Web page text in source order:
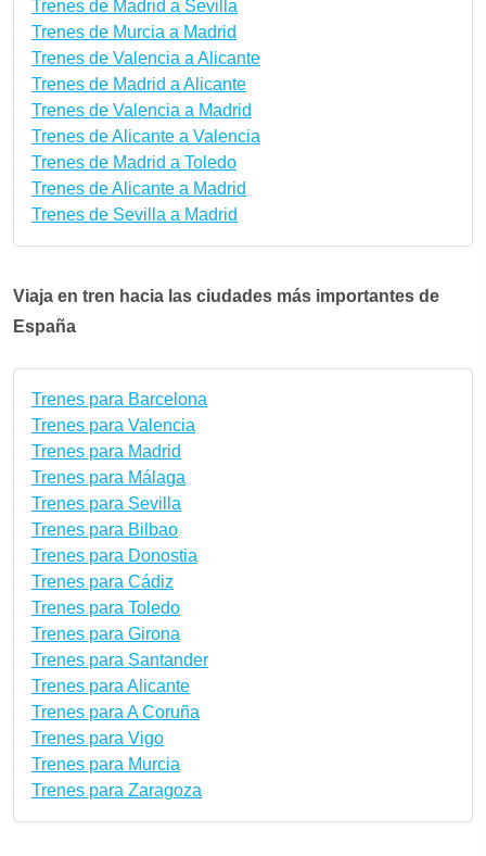
Trenes de Madrid a Sevilla
Trenes de Murcia a Madrid
Trenes de Valencia a Alicante
Trenes de Madrid a Alicante
Trenes de Valencia a Madrid
Trenes de Alicante a Valencia
Trenes de Madrid a Toledo
Trenes de Alicante a Madrid
Trenes de Sevilla a Madrid
Viaja en tren hacia las ciudades más importantes de
España
Trenes para Barcelona
Trenes para Valencia
Trenes para Madrid
Trenes para Málaga
Trenes para Sevilla
Trenes para Bilbao
Trenes para Donostia
Trenes para Cádiz
Trenes para Toledo
Trenes para Girona
Trenes para Santander
Trenes para Alicante
Trenes para A Coruña
Trenes para Vigo
Trenes para Murcia
Trenes para Zaragoza